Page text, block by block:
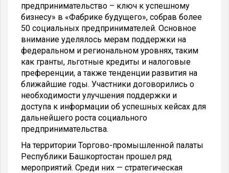
предпринимательство – ключ к успешному
бизнесу» в «Фабрике будущего», собрав более
50 социальных предпринимателей. Основное
внимание уделялось мерам поддержки на
федеральном и региональном уровнях, таким
как гранты, льготные кредиты и налоговые
преференции, а также тенденции развития на
ближайшие годы. Участники договорились о
необходимости улучшения поддержки и
доступа к информации об успешных кейсах для
дальнейшего роста социального
предпринимательства.
На территории Торгово-промышленной палаты
Республики Башкортостан прошел ряд
мероприятий. Среди них — стратегическая